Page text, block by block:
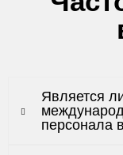
Является
персонала